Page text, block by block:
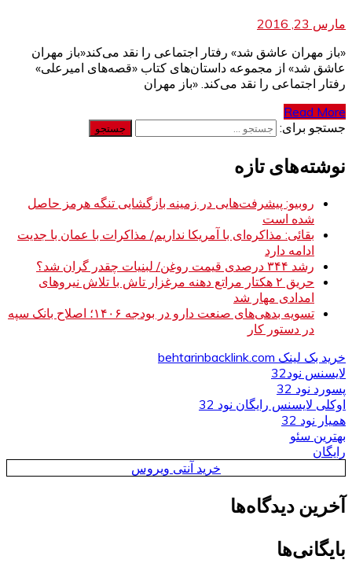
مارس 23, 2016
«باز مهران عاشق شد» رفتار اجتماعی را نقد می‌کند«باز مهران
عاشق شد» از مجموعه داستان‌های کتاب «قصه‌های امیرعلی»
رفتار اجتماعی را نقد می‌کند. «باز مهران
Read More
جستجو برای:
نوشته‌های تازه
روبیو: پیشرفت‌هایی در زمینه بازگشایی تنگه هرمز حاصل
شده است
بقائی: مذاکره‌ای با آمریکا نداریم/ مذاکرات با عمان با جدیت
ادامه دارد
رشد ۳۴۴ درصدی قیمت روغن/ لبنیات چقدر گران شد؟
حریق ۲ هکتار مراتع دهنه مرغزار تاش با تلاش نیروهای
امدادی مهار شد
تسویه بدهی‌های صنعت دارو در بودجه ۱۴۰۶؛ اصلاح بانک سپه
در دستور کار
خرید بک لینک behtarinbacklink.com
لایسنس نود32
پسورد نود 32
اوکلی لایسنس رایگان نود 32
همیار نود 32
بهترین سئو
رایگان
خرید آنتی ویروس
آخرین دیدگاه‌ها
بایگانی‌ها